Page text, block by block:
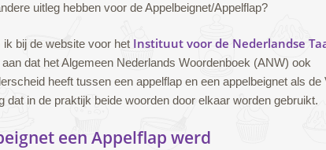
uitleg hebben voor de Appelbeignet/Appelflap?
bij de website voor het Instituut voor de Nederlandse
dat het Algemeen Nederlands Woordenboek (ANW) ook
heeft tussen een appelflap en een appelbeignet als de
dat in de praktijk beide woorden door elkaar worden gebruikt.
een Appelflap werd